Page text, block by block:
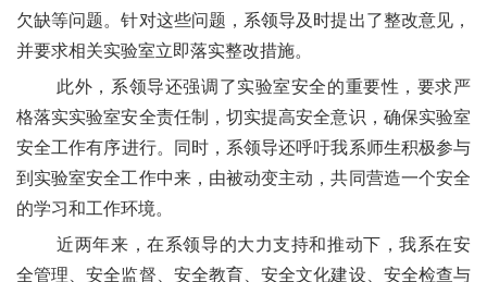
欠缺等问题。针对这些问题，系领导及时提出了整改意见，
并要求相关实验室立即落实整改措施。
此外，系领导还强调了实验室安全的重要性， 要求严
格落实实验室安全责任制，切实提高安全意识，确保实验室
安全工作有序进行。同时，系领导还呼吁我系师生积极参与
到实验室安全工作中来， 由被动变主动，共同营造一个安全
的学习和工作环境。
近两年来，在系领导的大力支持和推动下，我系在安
全管理、安全监督、安全教育、安全文化建设、安全检查与